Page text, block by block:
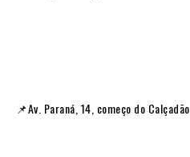
📌Av. Paraná, 14, começo do Calçadão